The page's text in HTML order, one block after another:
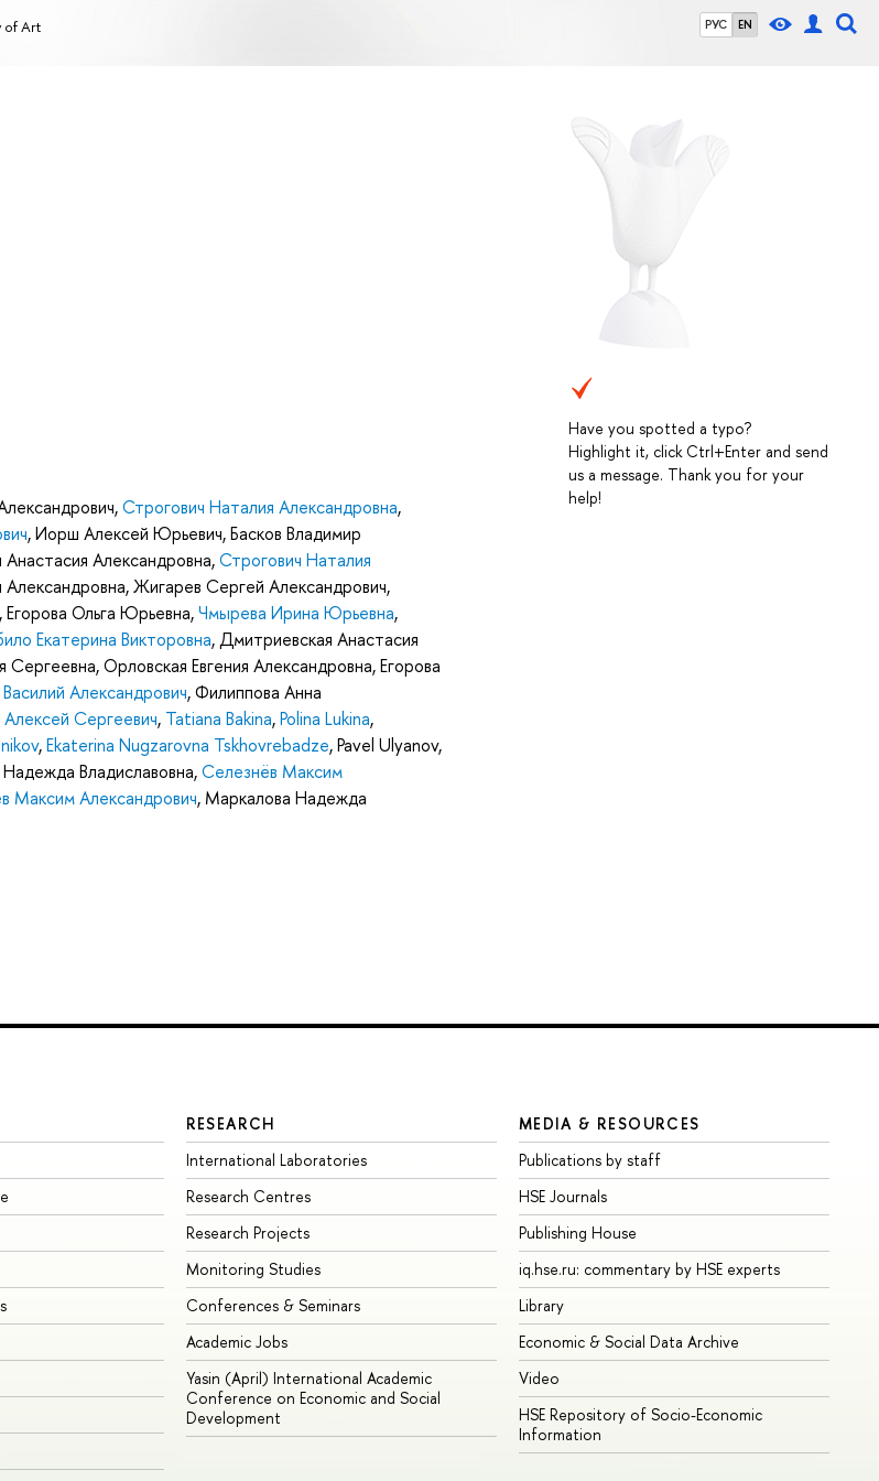
РУС EN
of Art
Have you spotted a typo?
Highlight it, click Ctrl+Enter and send
us a message. Thank you for your
help!
,Строгович Наталия Александровна,
,Иорш Алексей Юрьевич,Басков Владимир
Александровна,Строгович Наталия
Александровна,Жигарев Сергей Александрович,
,Егорова Ольга Юрьевна,Чмырева Ирина Юрьевна,
Екатерина Викторовна,Дмитриевская Анастасия
Сергеевна,Орловская Евгения Александровна,Егорова
Александрович,Филиппова Анна
Сергеевич, Tatiana Bakina,Polina Lukina,
,Ekaterina Nugzarovna Tskhovrebadze,Pavel Ulyanov,
Владиславовна,Селезнёв Максим
Максим Александрович, Маркалова Надежда
RESEARCH
International Laboratories
Research Centres
Research Projects
Monitoring Studies
Conferences & Seminars
Academic Jobs
Yasin (April) International Academic
Conference on Economic and Social
Development
MEDIA & RESOURCES
Publications by staff
HSE Journals
Publishing House
iq.hse.ru: commentary by HSE experts
Library
Economic & Social Data Archive
Video
HSE Repository of Socio-Economic
Information